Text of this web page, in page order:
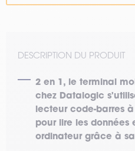
DESCRIPTION DU PRODUIT
2 en 1, le terminal
chez Datalogic
lecteur code-barres
pour lire les données
ordinateur grâce à